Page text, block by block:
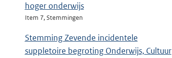
hoger onderwijs
Item 7, Stemmingen
Stemming Zevende incidentele
suppletoire begroting Onderwijs, Cultuur